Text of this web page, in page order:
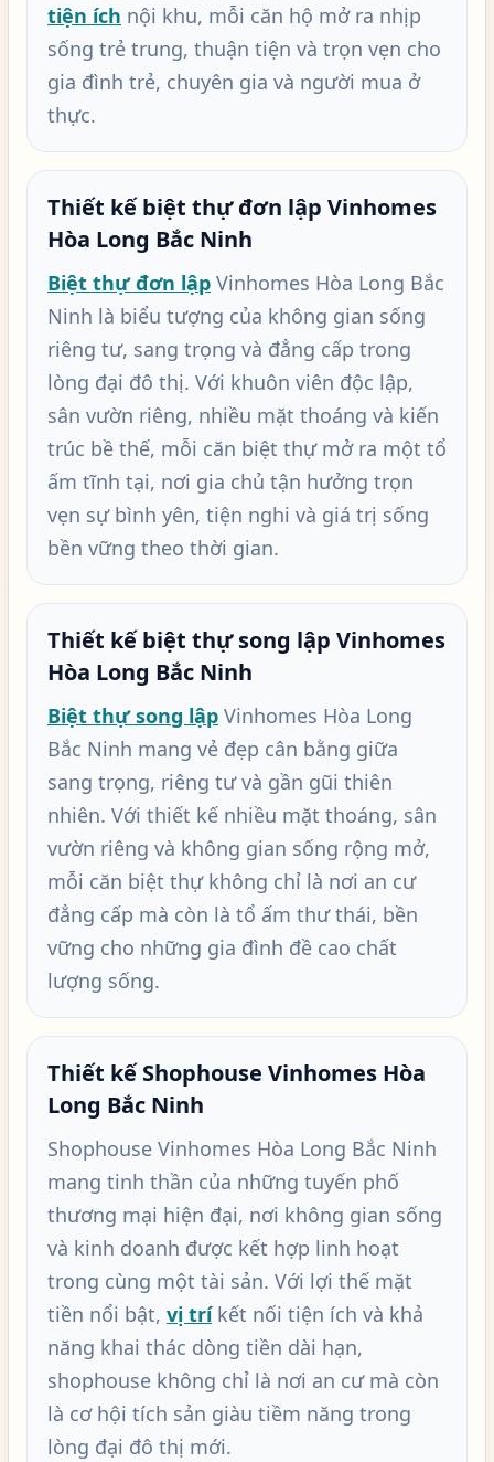
tiện ích nội khu, mỗi căn hộ mở ra nhịp
sống trẻ trung, thuận tiện và trọn vẹn cho
gia đình trẻ, chuyên gia và người mua ở
thực.
Thiết kế biệt thự đơn lập Vinhomes
Hòa Long Bắc Ninh
Biệt thự đơn lập Vinhomes Hòa Long Bắc
Ninh là biểu tượng của không gian sống
riêng tư, sang trọng và đẳng cấp trong
lòng đại đô thị. Với khuôn viên độc lập,
sân vườn riêng, nhiều mặt thoáng và kiến
trúc bề thế, mỗi căn biệt thự mở ra một tổ
ấm tĩnh tại, nơi gia chủ tận hưởng trọn
vẹn sự bình yên, tiện nghi và giá trị sống
bền vững theo thời gian.
Thiết kế biệt thự song lập Vinhomes
Hòa Long Bắc Ninh
Biệt thự song lập Vinhomes Hòa Long
Bắc Ninh mang vẻ đẹp cân bằng giữa
sang trọng, riêng tư và gần gũi thiên
nhiên. Với thiết kế nhiều mặt thoáng, sân
vườn riêng và không gian sống rộng mở,
mỗi căn biệt thự không chỉ là nơi an cư
đẳng cấp mà còn là tổ ấm thư thái, bền
vững cho những gia đình đề cao chất
lượng sống.
Thiết kế Shophouse Vinhomes Hòa
Long Bắc Ninh
Shophouse Vinhomes Hòa Long Bắc Ninh
mang tinh thần của những tuyến phố
thương mại hiện đại, nơi không gian sống
và kinh doanh được kết hợp linh hoạt
trong cùng một tài sản. Với lợi thế mặt
tiền nổi bật, vị tríkết nối tiện ích và khả
năng khai thác dòng tiền dài hạn,
shophouse không chỉ là nơi an cư mà còn
là cơ hội tích sản giàu tiềm năng trong
lòng đại đô thị mới.